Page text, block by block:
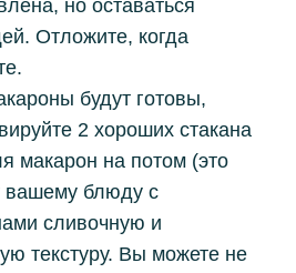
но оставаться
Отложите, когда
будут готовы,
2 хороших стакана
макарон на потом (это
вашему блюду с
сливочную и
текстуру. Вы можете не